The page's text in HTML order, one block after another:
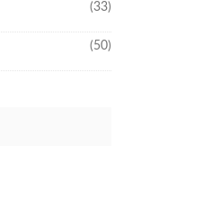
(33)
(50)